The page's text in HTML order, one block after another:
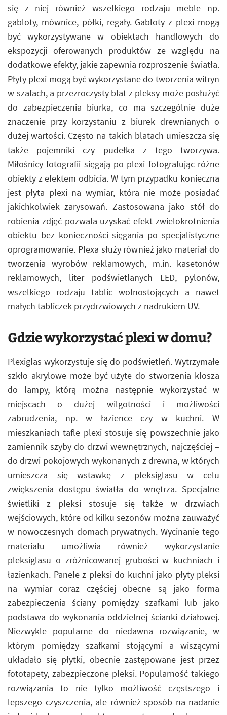
się z niej również wszelkiego rodzaju meble np.
gabloty, mównice, półki, regały. Gabloty z plexi mogą
być wykorzystywane w obiektach handlowych do
ekspozycji oferowanych produktów ze względu na
dodatkowe efekty, jakie zapewnia rozproszenie światła.
Płyty plexi mogą być wykorzystane do tworzenia witryn
w szafach, a przezroczysty blat z pleksy może posłużyć
do zabezpieczenia biurka, co ma szczególnie duże
znaczenie przy korzystaniu z biurek drewnianych o
dużej wartości. Często na takich blatach umieszcza się
także pojemniki czy pudełka z tego tworzywa.
Miłośnicy fotografii sięgają po plexi fotografując różne
obiekty z efektem odbicia. W tym przypadku konieczna
jest płyta plexi na wymiar, która nie może posiadać
jakichkolwiek zarysowań. Zastosowana jako stół do
robienia zdjęć pozwala uzyskać efekt zwielokrotnienia
obiektu bez konieczności sięgania po specjalistyczne
oprogramowanie. Plexa służy również jako materiał do
tworzenia wyrobów reklamowych, m.in. kasetonów
reklamowych, liter podświetlanych LED, pylonów,
wszelkiego rodzaju tablic wolnostojących a nawet
małych tabliczek przydrzwiowych z nadrukiem UV.
Gdzie wykorzystać plexi w domu?
Plexiglas wykorzystuje się do podświetleń. Wytrzymałe
szkło akrylowe może być użyte do stworzenia klosza
do lampy, którą można następnie wykorzystać w
miejscach o dużej wilgotności i możliwości
zabrudzenia, np. w łazience czy w kuchni. W
mieszkaniach tafle plexi stosuje się powszechnie jako
zamiennik szyby do drzwi wewnętrznych, najczęściej –
do drzwi pokojowych wykonanych z drewna, w których
umieszcza się wstawkę z pleksiglasu w celu
zwiększenia dostępu światła do wnętrza. Specjalne
świetliki z pleksi stosuje się także w drzwiach
wejściowych, które od kilku sezonów można zauważyć
w nowoczesnych domach prywatnych. Wycinanie tego
materiału umożliwia również wykorzystanie
pleksiglasu o zróżnicowanej grubości w kuchniach i
łazienkach. Panele z pleksi do kuchni jako płyty pleksi
na wymiar coraz częściej obecne są jako forma
zabezpieczenia ściany pomiędzy szafkami lub jako
podstawa do wykonania oddzielnej ścianki działowej.
Niezwykle popularne do niedawna rozwiązanie, w
którym pomiędzy szafkami stojącymi a wiszącymi
układało się płytki, obecnie zastępowane jest przez
fototapety, zabezpieczone pleksi. Popularność takiego
rozwiązania to nie tylko możliwość częstszego i
lepszego czyszczenia, ale również sposób na nadanie